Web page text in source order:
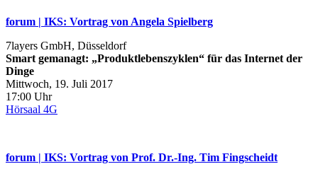
forum | IKS: Vortrag von Angela Spielberg
7layers GmbH, Düsseldorf
Smart gemanagt: „Produktlebenszyklen“ für das Internet der
Dinge
Mittwoch, 19. Juli 2017
17:00 Uhr
Hörsaal 4G
forum | IKS: Vortrag von Prof. Dr.‐Ing. Tim Fingscheidt